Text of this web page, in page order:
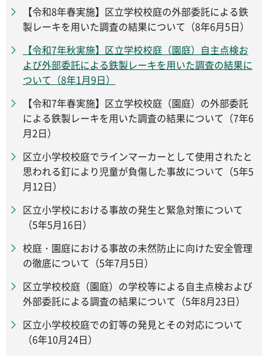
【令和8年春実施】区立学校校庭の外部委託による鉄
製レーキを用いた調査の結果について（8年6月5日）
【令和7年秋実施】区立学校校庭（園庭）自主点検お
よび外部委託による鉄製レーキを用いた調査の結果に
ついて（8年1月9日）
【令和7年春実施】区立学校校庭（園庭）の外部委託
による鉄製レーキを用いた調査の結果について（7年6
月2日）
区立小学校校庭でラインマーカーとして使用されたと
思われる釘により児童が負傷した事故について（5年5
月12日）
区立小学校における事故の発生と緊急対策について
（5年5月16日）
校庭・園庭における事故の未然防止に向けた安全管理
の徹底について（5年7月5日）
区立学校校庭（園庭）の学校等による自主点検および
外部委託による調査の結果について（5年8月23日）
区立小学校校庭での釘等の発見とその対応について
（6年10月24日）